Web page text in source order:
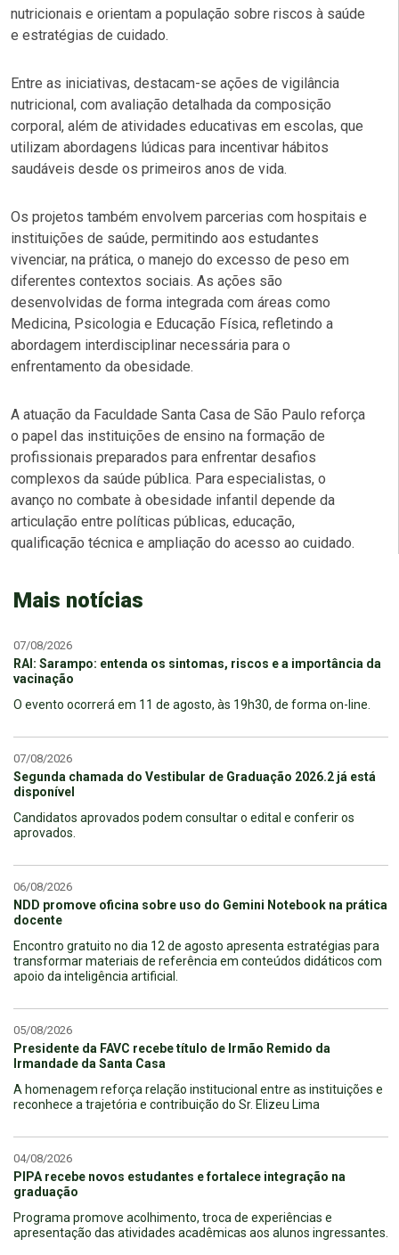
nutricionais e orientam a população sobre riscos à saúde
e estratégias de cuidado.
Entre as iniciativas, destacam-se ações de vigilância
nutricional, com avaliação detalhada da composição
corporal, além de atividades educativas em escolas, que
utilizam abordagens lúdicas para incentivar hábitos
saudáveis desde os primeiros anos de vida.
Os projetos também envolvem parcerias com hospitais e
instituições de saúde, permitindo aos estudantes
vivenciar, na prática, o manejo do excesso de peso em
diferentes contextos sociais. As ações são
desenvolvidas de forma integrada com áreas como
Medicina, Psicologia e Educação Física, refletindo a
abordagem interdisciplinar necessária para o
enfrentamento da obesidade.
A atuação da Faculdade Santa Casa de São Paulo reforça
o papel das instituições de ensino na formação de
profissionais preparados para enfrentar desafios
complexos da saúde pública. Para especialistas, o
avanço no combate à obesidade infantil depende da
articulação entre políticas públicas, educação,
qualificação técnica e ampliação do acesso ao cuidado.
Mais notícias
07/08/2026
RAI: Sarampo: entenda os sintomas, riscos e a importância da
vacinação
O evento ocorrerá em 11 de agosto, às 19h30, de forma on-line.
07/08/2026
Segunda chamada do Vestibular de Graduação 2026.2 já está
disponível
Candidatos aprovados podem consultar o edital e conferir os
aprovados.
06/08/2026
NDD promove oficina sobre uso do Gemini Notebook na prática
docente
Encontro gratuito no dia 12 de agosto apresenta estratégias para
transformar materiais de referência em conteúdos didáticos com
apoio da inteligência artificial.
05/08/2026
Presidente da FAVC recebe título de Irmão Remido da
Irmandade da Santa Casa
A homenagem reforça relação institucional entre as instituições e
reconhece a trajetória e contribuição do Sr. Elizeu Lima
04/08/2026
PIPA recebe novos estudantes e fortalece integração na
graduação
Programa promove acolhimento, troca de experiências e
apresentação das atividades acadêmicas aos alunos ingressantes.